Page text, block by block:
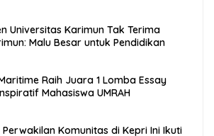
Universitas Karimun Tak Terima
Malu Besar untuk Pendidikan
Raih Juara 1 Lomba Essay
Mahasiswa UMRAH
Komunitas di Kepri Ini Ikuti